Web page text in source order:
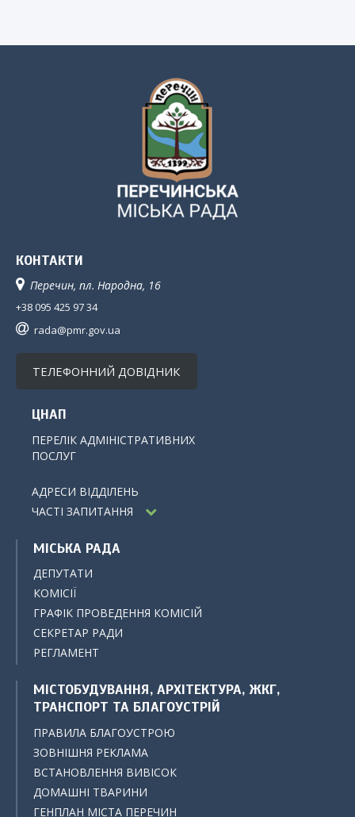
КОНТАКТИ
Перечин, пл. Народна, 16
+38 095 425 97 34
rada@pmr.gov.ua
ТЕЛЕФОННИЙ ДОВІДНИК
ЦНАП
ПЕРЕЛІК АДМІНІСТРАТИВНИХ
ПОСЛУГ
АДРЕСИ ВІДДІЛЕНЬ
ЧАСТІ ЗАПИТАННЯ
МІСЬКА РАДА
ДЕПУТАТИ
КОМІСІЇ
ГРАФІК ПРОВЕДЕННЯ КОМІСІЙ
СЕКРЕТАР РАДИ
РЕГЛАМЕНТ
МІСТОБУДУВАННЯ, АРХІТЕКТУРА, ЖКГ,
ТРАНСПОРТ ТА БЛАГОУСТРІЙ
ПРАВИЛА БЛАГОУСТРОЮ
ЗОВНІШНЯ РЕКЛАМА
ВСТАНОВЛЕННЯ ВИВІСОК
ДОМАШНІ ТВАРИНИ
ГЕНПЛАН МІСТА ПЕРЕЧИН